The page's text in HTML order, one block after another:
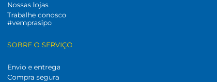
Nossas lojas
Trabalhe conosco
#vemprasipo
SOBRE O SERVIÇO
Envio e entrega
Compra segura